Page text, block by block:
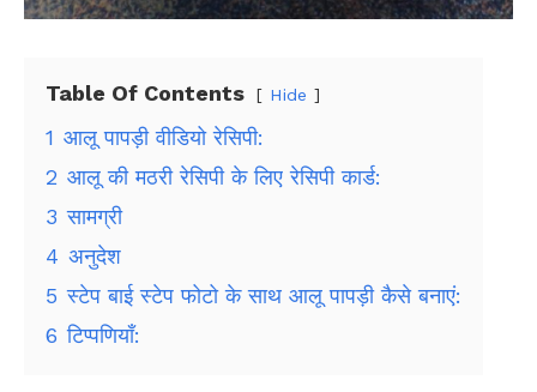
Table Of Contents Hide
1 आलू पापड़ी वीडियो रेसिपी:
2 आलू की मठरी रेसिपी के लिए रेसिपी कार्ड:
3 सामग्री
4 अनुदेश
5 स्टेप बाई स्टेप फोटो के साथ आलू पापड़ी कैसे बनाएं:
6 टिप्पणियाँ: